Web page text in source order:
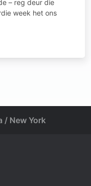
– reg deur die
week het ons
/ New York